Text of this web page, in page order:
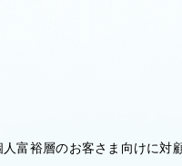
富裕層のお客さま向けに対